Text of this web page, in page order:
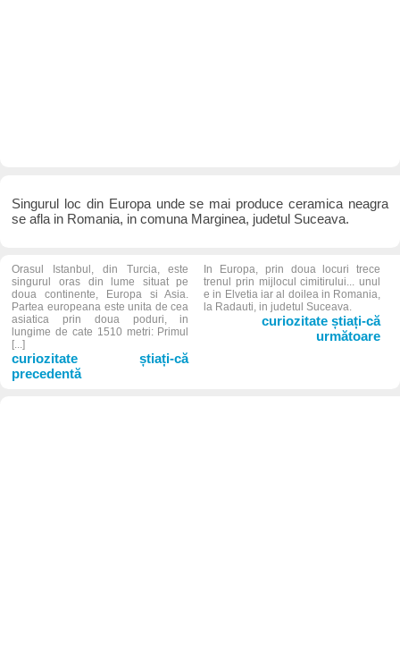
Singurul loc din Europa unde se mai produce ceramica neagra
se afla in Romania, in comuna Marginea, judetul Suceava.
Orasul Istanbul, din Turcia, este
singurul oras din lume situat pe
doua continente, Europa si Asia.
Partea europeana este unita de cea
asiatica prin doua poduri, in
lungime de cate 1510 metri: Primul
[...]
curiozitate știați-că
precedentă
In Europa, prin doua locuri trece
trenul prin mijlocul cimitirului... unul
e in Elvetia iar al doilea in Romania,
la Radauti, in judetul Suceava.
curiozitate știați-că
următoare